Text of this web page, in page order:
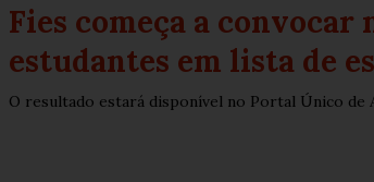
Fies começa a convocar
estudantes em lista de
O resultado estará disponível no Portal Único de